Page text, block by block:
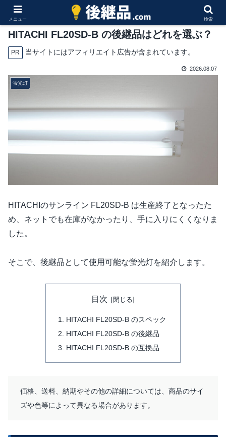
HITACHI FL20SD-B の後継品はどれを選ぶ？
PR 当サイトにはアフィリエイト広告が含まれています。
2026.08.07
蛍光灯
HITACHIのサンライン FL20SD-B は生産終了となったた
め、ネットでも在庫がなかったり、手に入りにくくなりま
した。
そこで、後継品として使用可能な蛍光灯を紹介します。
目次
HITACHI FL20SD-B のスペック
HITACHI FL20SD-B の後継品
HITACHI FL20SD-B の互換品
価格、送料、納期やその他の詳細については、商品のサイ
ズや色等によって異なる場合があります。
メニュー 検索